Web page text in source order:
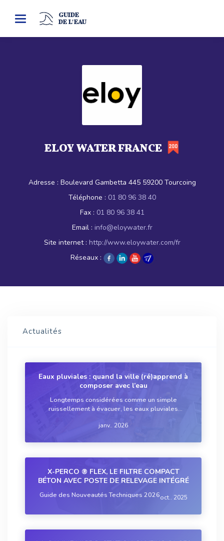
Toggle
GUIDE
DE L'EAU
ELOY WATER FRANCE
Adresse : Boulevard Gambetta 445 59200 Tourcoing
Téléphone : 01 80 96 38 40
Fax : 01 80 96 38 41
Email : info@eloywater.fr
Site internet : http://www.eloywater.com/fr
Réseaux :
Actualités
Eaux pluviales : quand la ville (ré)apprend à
composer avec l’eau
Longtemps considérées comme un simple
ruissellement à évacuer, les eaux pluviales
maîtriser, pollution à traiter, sols à préserver...
à pa...
janv.. 2026
X-PERCO ® FLEX, LE FILTRE COMPACT
BÉTON AVEC POSTE DE RELEVAGE INTÉGRÉ
Guide des Nouveautés Techniques 2026oct.. 2025